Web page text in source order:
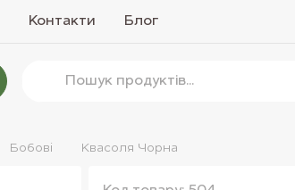
Контакти Блог
Бобовi Квасоля Чорна